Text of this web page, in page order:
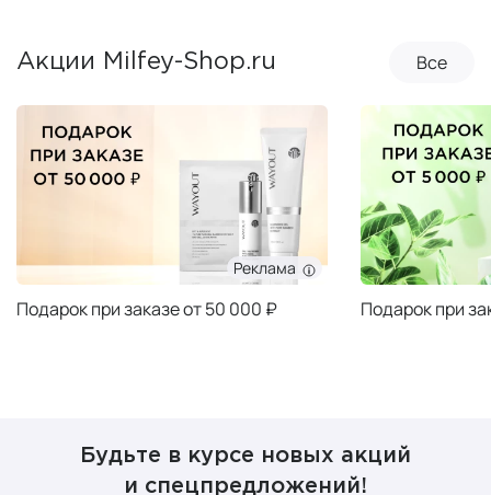
Акции Milfey-Shop.ru Все
Реклама
Подарок при заказе от 50 000 ₽ Подарок при
Будьте в курсе новых акций
и спецпредложений!